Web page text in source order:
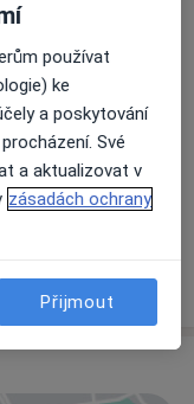
používat
ke
a poskytování
Své
a aktualizovat v
zásadách ochrany
Přijmout